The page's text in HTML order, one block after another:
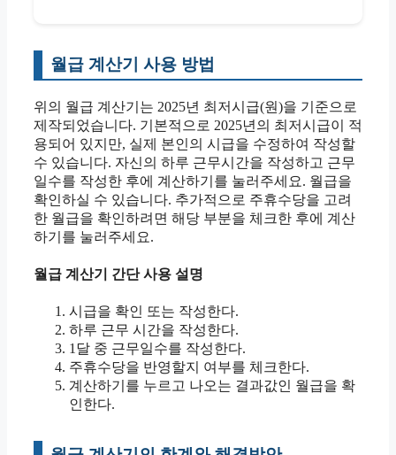
월급 계산기 사용 방법
위의 월급 계산기는 2025년 최저시급(원)을 기준으로
제작되었습니다. 기본적으로 2025년의 최저시급이 적
용되어 있지만, 실제 본인의 시급을 수정하여 작성할
수 있습니다. 자신의 하루 근무시간을 작성하고 근무
일수를 작성한 후에 계산하기를 눌러주세요. 월급을
확인하실 수 있습니다. 추가적으로 주휴수당을 고려
한 월급을 확인하려면 해당 부분을 체크한 후에 계산
하기를 눌러주세요.
월급 계산기 간단 사용 설명
시급을 확인 또는 작성한다.
하루 근무 시간을 작성한다.
1달 중 근무일수를 작성한다.
주휴수당을 반영할지 여부를 체크한다.
계산하기를 누르고 나오는 결과값인 월급을 확
인한다.